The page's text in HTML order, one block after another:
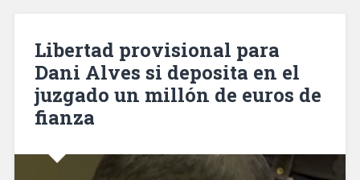
en
2023»
Libertad provisional para
Dani Alves si deposita en el
juzgado un millón de euros de
fianza